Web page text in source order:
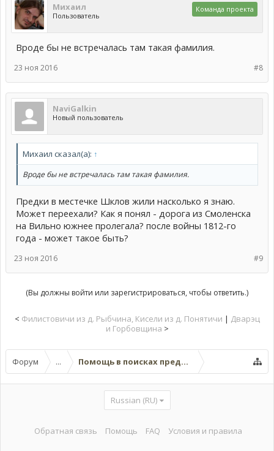
Михаил
Пользователь
Команда проекта
Вроде бы не встречалась там такая фамилия.
#8
23 ноя 2016
NaviGalkin
Новый пользователь
Михаил сказал(а): ↑
Вроде бы не встречалась там такая фамилия.
Предки в местечке Шклов жили насколько я знаю.
Может переехали? Как я понял - дорога из Смоленска
на Вильно южнее пролегала? после войны 1812-го
года - может такое быть?
#9
23 ноя 2016
(Вы должны войти или зарегистрироваться, чтобы ответить.)
< Филистовичи из д. Рыбчина, Кисели из д. Понятичи | Дварэц
и Горбовщина >
Форум ... Помощь в поисках предков (поисковые
Russian (RU)
Обратная связь Помощь FAQ Условия и правила